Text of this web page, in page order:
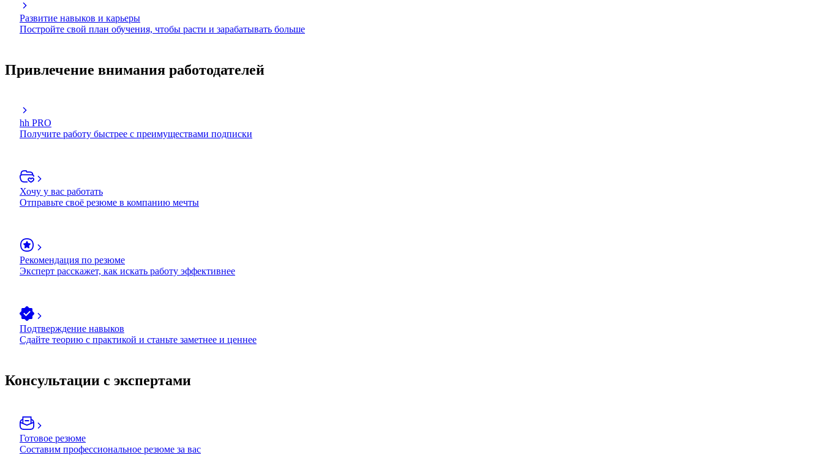
Развитие навыков и карьеры
Постройте свой план обучения, чтобы расти и зарабатывать больше
Привлечение внимания работодателей
hh PRO
Получите работу быстрее с преимуществами подписки
Хочу у вас работать
Отправьте своё резюме в компанию мечты
Рекомендация по резюме
Эксперт расскажет, как искать работу эффективнее
Подтверждение навыков
Сдайте теорию с практикой и станьте заметнее и ценнее
Консультации с экспертами
Готовое резюме
Составим профессиональное резюме за вас